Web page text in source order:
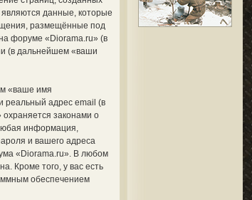
данные, которые
размещённые под
форуме «Diorama.ru» (в
(в дальнейшем «ваши
«ваше имя
реальный адрес email (в
законами о
информация,
и вашего адреса
«Diorama.ru». В любом
Кроме того, у вас есть
обеспечением